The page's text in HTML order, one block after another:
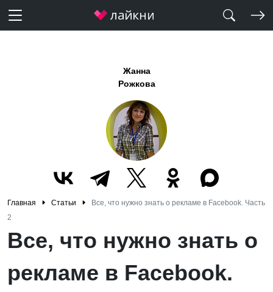
Жанна
Рожкова
Главная Статьи
Все, что нужно знать о рекламе в Facebook. Часть
2
Все, что нужно знать о
рекламе в Facebook.